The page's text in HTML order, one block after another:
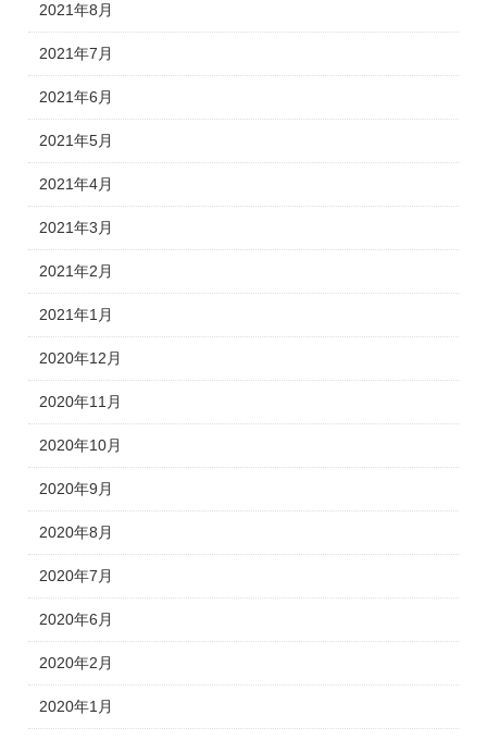
2021年8月
2021年7月
2021年6月
2021年5月
2021年4月
2021年3月
2021年2月
2021年1月
2020年12月
2020年11月
2020年10月
2020年9月
2020年8月
2020年7月
2020年6月
2020年2月
2020年1月